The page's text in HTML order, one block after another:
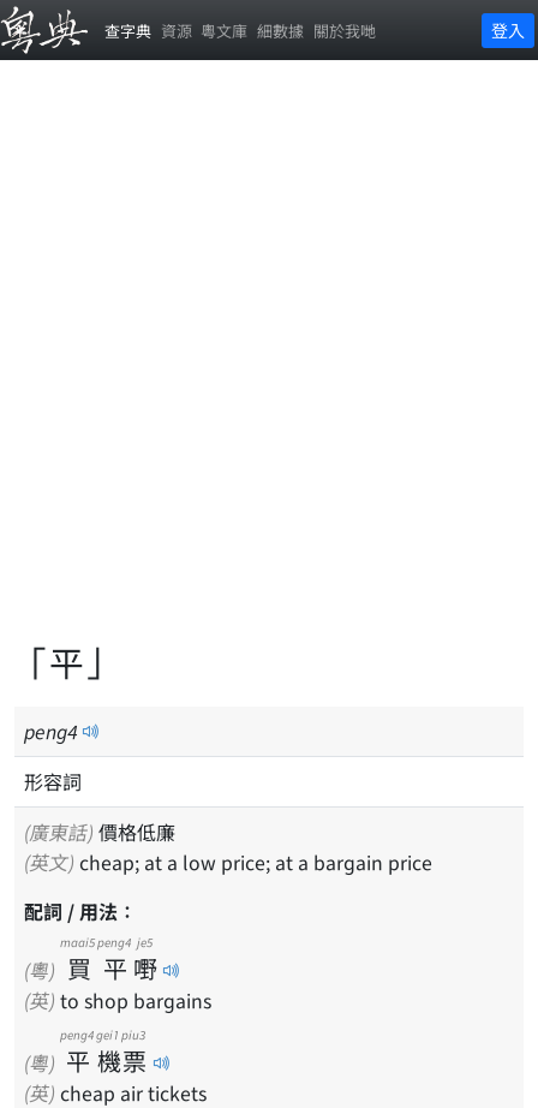
查字典 資源 粵文庫 細數據 關於我哋 登入
「平」
peng4
形容詞
(廣東話) 價格低廉
(英文) cheap; at a low price; at a bargain price
配詞 / 用法：
(粵) 買
maai5
平
peng4
嘢
je5
(英) to shop bargains
(粵) 平
peng4
機
gei1
票
piu3
(英) cheap air tickets